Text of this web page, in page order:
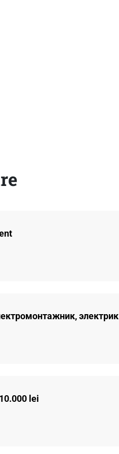
электрик
lei